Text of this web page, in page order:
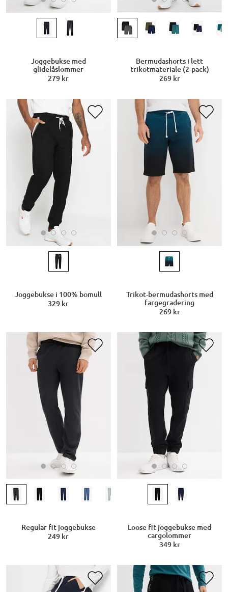
Joggebukse med
glidelåslommer
279 kr
Bermudashorts i lett
trikotmateriale (2-pack)
269 kr
Joggebukse i 100% bomull
329 kr
Trikot-bermudashorts med
fargegradering
269 kr
Regular fit joggebukse
249 kr
Loose fit joggebukse med
cargolommer
349 kr